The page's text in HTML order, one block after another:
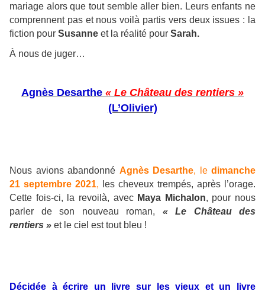
mariage alors que tout semble aller bien. Leurs enfants ne
comprennent pas et nous voilà partis vers deux issues : la
fiction pour Susanne et la réalité pour Sarah.
À nous de juger…
Agnès Desarthe « Le Château des rentiers »
(L’Olivier)
Nous avions abandonné Agnès Desarthe, le dimanche
21 septembre 2021, les cheveux trempés, après l’orage.
Cette fois-ci, la revoilà, avec Maya Michalon, pour nous
parler de son nouveau roman, « Le Château des
rentiers » et le ciel est tout bleu !
Décidée à écrire un livre sur les vieux et un livre